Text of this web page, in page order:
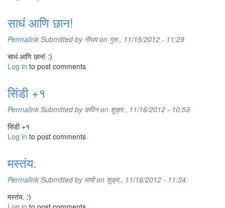
साधं आणि छान!
Permalink Submitted by नीधपon गुरु., 11/15/2012 - 11:29
साधं आणि छान! :)
Log in to post comments
सिंडी +१
Permalink Submitted by कविनon शुक्र., 11/16/2012 - 10:53
सिंडी +१
Log in to post comments
मस्तंय.
Permalink Submitted by मामीon शुक्र., 11/16/2012 - 11:34
मस्तंय. :)